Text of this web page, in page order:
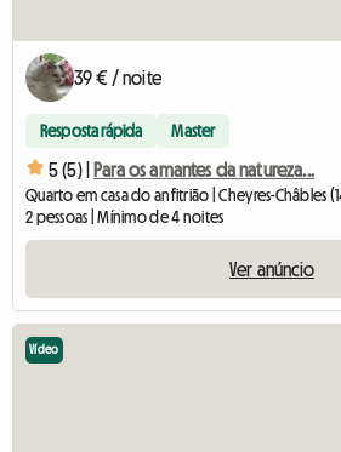
39 € / noite
Resposta rápida Master
5 (5) | Para os amantes da natureza...
Quarto em casa do anfitrião | Cheyres-Châbles
2 pessoas | Mínimo de 4 noites
Ver anúncio
Vídeo